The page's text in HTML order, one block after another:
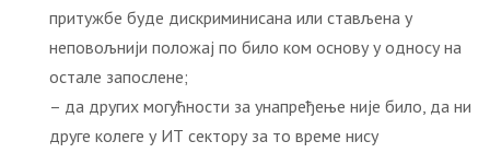
притужбе буде дискриминисана или стављена у
неповољнији положај по било ком основу у односу на
остале запослене;
– да других могућности за унапређење није било, да ни
друге колеге у ИТ сектору за то време нису